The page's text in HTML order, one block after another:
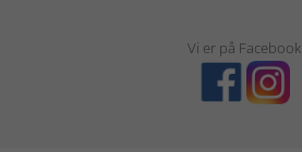
Vi er på Facebook